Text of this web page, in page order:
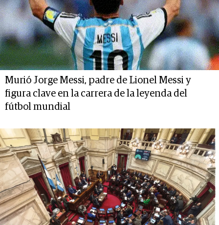
Murió Jorge Messi, padre de Lionel Messi y
figura clave en la carrera de la leyenda del
fútbol mundial